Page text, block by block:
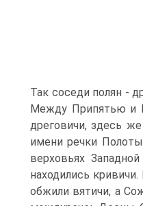
Так соседи полян -
Между Припятью и
дреговичи, здесь
имени речки
верховьях
находились
обжили вятичи, а